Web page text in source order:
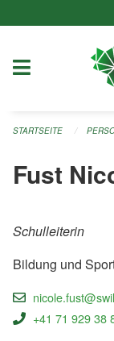
STARTSEITE
Fust
Schulleiterin
Bildung und
+41 71 929 38